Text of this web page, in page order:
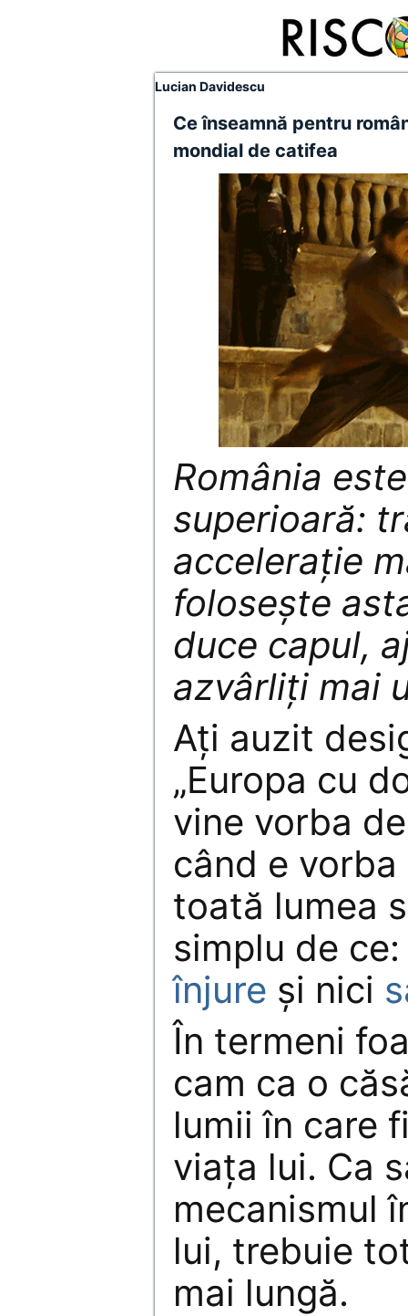
Lucian Davidescu
Ce înseamnă pentru
mondial de catifea
România
superioară:
accelerație
folosește
duce capul,
azvârliți mai
Ați auzit
„Europa cu
vine vorba
când e
toată lumea
simplu de
înjure și nici
În termeni
cam ca o
lumii în care
viața lui. Ca
mecanismul
lui, trebuie
mai lungă.